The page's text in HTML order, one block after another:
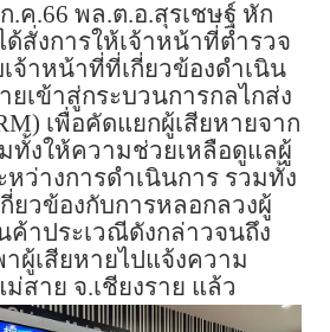
.ค.66 พล.ต.อ.สุรเชษฐ์ หัก
ด้สั่งการให้เจ้าหน้าที่ตำรวจ
จ้าหน้าที่ที่เกี่ยวข้องดำเนิน
ยเข้าสู่กระบวนการกลไกส่ง
เพื่อคัดแยกผู้เสียหายจาก
ทั้งให้ความช่วยเหลือดูแลผู้
หว่างการดำเนินการ รวมทั้ง
ยวข้องกับการหลอกลวงผู้
ค้าประเวณีดังกล่าวจนถึง
ผู้เสียหายไปแจ้งความ
สาย จ.เชียงราย แล้ว